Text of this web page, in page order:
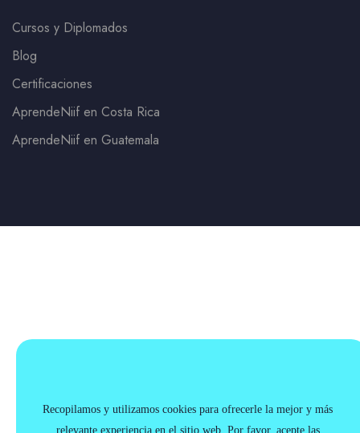
Cursos y Diplomados
Blog
Certificaciones
AprendeNiif en Costa Rica
AprendeNiif en Guatemala
Recopilamos y utilizamos cookies para ofrecerle la mejor y más
relevante experiencia en el sitio web. Por favor, acepte las